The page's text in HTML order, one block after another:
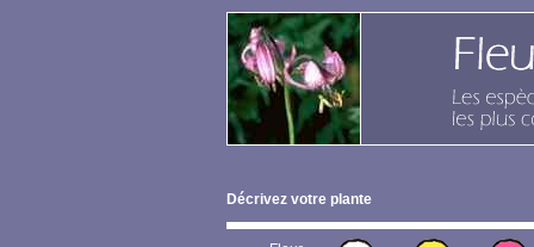
Décrivez votre plante